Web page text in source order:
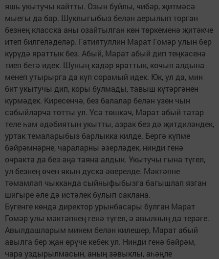
яшь укытучы кайтты. Озын буйлы, чибәр, җитмәсә
мыегы да бар. Шук­лыгыбыз белән аерылып торган
безнең класска аны озайтылган көн төркеменә җитәкче
итеп билгеләделәр. Гатиятуллин Марат Гомәр улын бер
күрүдә яраттык без. Абый, Марат абый дип теңкәсенә
тиеп бетә идек. Шуның кадәр яраттык, кочып алдына
менеп утырырга да күп сорамый идек. Юк, ул да, мин
бит укытучы дип, коры булмады, тавыш күтәргәнен
күрмәдек. Киресенчә, без балалар белән үзен чын
сабыйларча тотты ул. Үсә төшкәч, Марат абый татар
теле һәм әдәбиятын укытты, азрак без дә җитдиләндек,
уртак темаларыбыз барлыкка килде. Бергә күпме
бәйрәмнәрне, чараларны әзерләдек, нинди генә
очракта да без аңа таяна алдык. Укытучы гына түгел,
ул безнең өчен якын дуска әверелде. Мәктәпне
тәмамлап чыкканда сыйныфыбызга багышлап язган
шигыре әле дә истәлек булып саклана.
Бүгенге көндә директор урынбасары булган Марат
Гомәр улы мәктәпнең генә түгел, ә авылның да терәге.
Авылдашларым минем белән килешер, Марат абый
авылга бер җан өрүче кебек ул. Нинди генә бәйрәм,
чара уздырылмасын, аның зәвыклы, аһәңле